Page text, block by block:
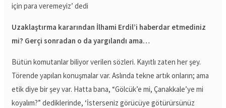
için para veremeyiz’ dedi
Uzaklaştırma kararından İlhami Erdil’i haberdar etmediniz
mi? Gerçi sonradan o da yargılandı ama…
Bütün komutanlar biliyor verilen sözleri. Kayıtlı zaten her şey.
Törende yapılan konuşmalar var. Aslında tekne artık onların; ama
etik diye bir şey var. Hatta bana, “Gölcük’e mi, Çanakkale’ye mi
koyalım?” dediklerinde, ‘İsterseniz görücüye götürürsünüz